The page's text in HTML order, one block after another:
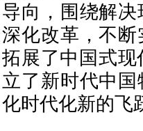
导向，围绕解
深化改革，不
拓展了中国式
立了新时代中
化时代化新的飞